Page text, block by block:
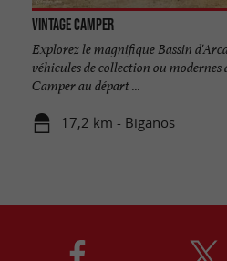
Vintage Camper
Explorez le magnifique Bassin
véhicules de collection ou modernes
Camper au départ ...
17,2 km - Biganos